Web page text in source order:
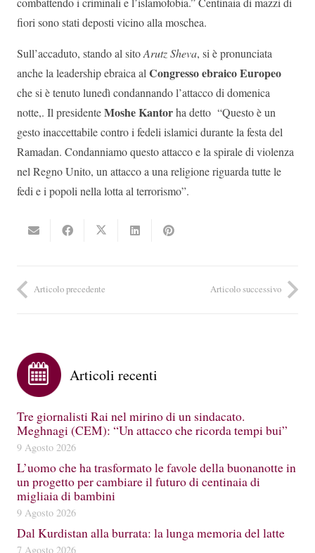
fiori sono stati deposti vicino alla moschea.
Sull’accaduto, stando al sitoArutz Sheva, si è pronunciata
anche la leadership ebraica al Congresso ebraico Europeo
che si è tenuto lunedì condannando l’attacco di domenica
notte,. Il presidenteMoshe Kantorha detto “Questo è un
gesto inaccettabile contro i fedeli islamici durante la festa del
Ramadan. Condanniamo questo attacco e la spirale di violenza
nel Regno Unito, un attacco a una religione riguarda tutte le
fedi e i popoli nella lotta al terrorismo”.
Articolo precedente Articolo successivo
Articoli recenti
Tre giornalisti Rai nel mirino di un sindacato.
Meghnagi (CEM): “Un attacco che ricorda tempi bui”
9 Agosto 2026
L’uomo che ha trasformato le favole della buonanotte in
un progetto per cambiare il futuro di centinaia di
migliaia di bambini
9 Agosto 2026
Dal Kurdistan alla burrata: la lunga memoria del latte
7 Agosto 2026